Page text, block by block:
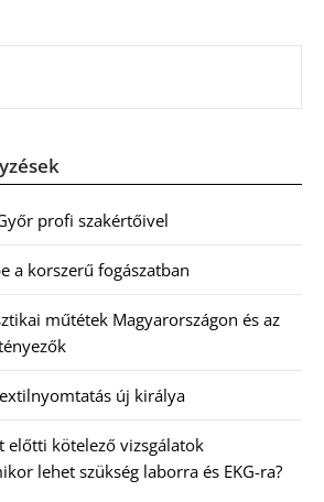
profi szakértőivel
a korszerű fogászatban
műtétek Magyarországon és az
új királya
előtti kötelező vizsgálatok
lehet szükség laborra és EKG-ra?